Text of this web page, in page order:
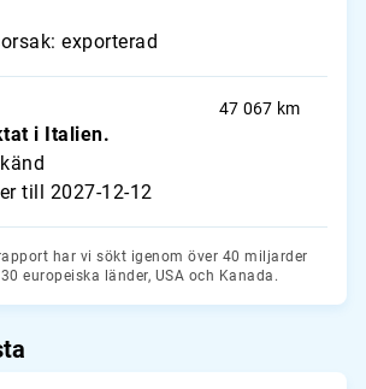
exporterad
i Italien.
till 2027-12-12
47 067 km
har vi sökt igenom över 40 miljarder
europeiska länder, USA och Kanada.